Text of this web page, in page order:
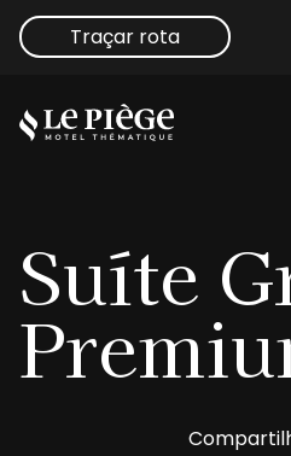
Traçar rota
Suíte